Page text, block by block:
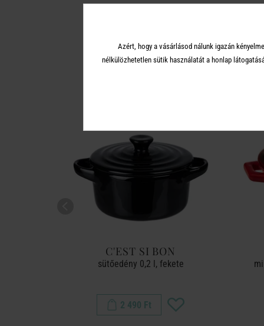
A
C'EST SI BON
sütőedény 0,2 l, fekete
2 490 Ft
Azért, hogy a vásárlásod nálunk igazán
nélkülözhetetlen sütik használatát a honlap